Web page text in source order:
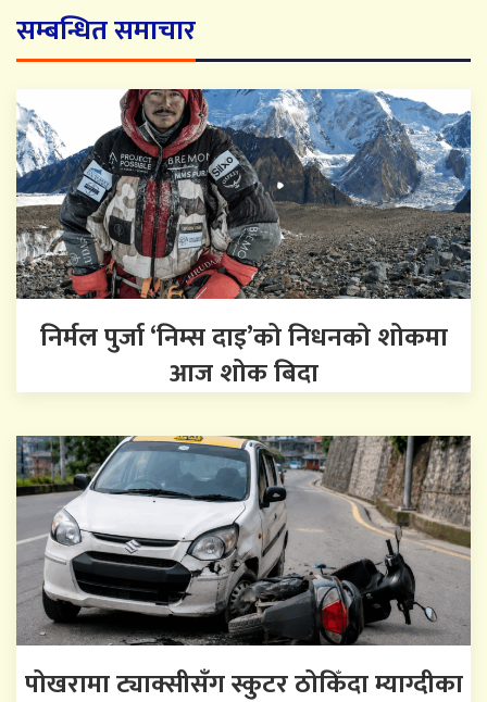
सम्बन्धित समाचार
निर्मल पुर्जा ‘निम्स दाइ’को निधनको शोकमा
आज शोक बिदा
पोखरामा ट्याक्सीसँग स्कुटर ठोकिँदा म्याग्दीका